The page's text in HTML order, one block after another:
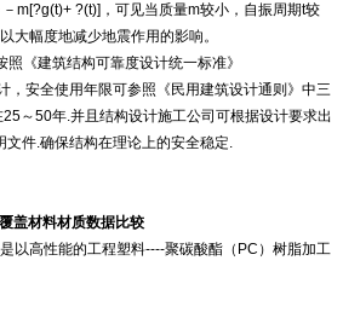
m[?g(t)+ ?(t)]，可见当质量m较小，自振周期t较
大幅度地减少地震作用的影响。
照《建筑结构可靠度设计统一标准》
，安全使用年限可参照《民用建筑设计通则》中三
～50年.并且结构设计施工公司可根据设计要求出
文件.确保结构在理论上的安全稳定.
覆盖材料材质数据比较
以高性能的工程塑料----聚碳酸酯（PC）树脂加工